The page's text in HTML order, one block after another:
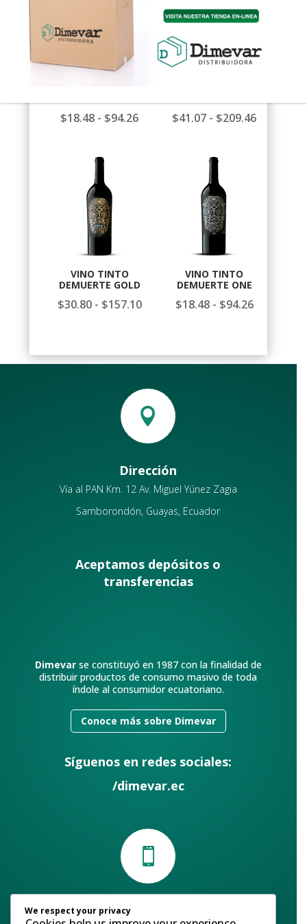
hasta
$675.00
hasta
$94.26
$18.48 - $94.26Rango $41.07 - $209.46Rango
VINO TINTO
DEMUERTE GOLD
$30.80 - $157.10Rango
desde
hasta
$157.10
VINO TINTO
DEMUERTE ONE
$18.48 - $94.26Rango
desde

Dirección
Vía al PAN Km. 12 Av. Miguel Yúnez Zagia
Samborondón, Guayas, Ecuador
Aceptamos depósitos o
transferencias
Dimevarse constituyó en 1987 con la finalidad de
distribuir productos de consumo masivo de toda
índole al consumidor ecuatoriano.
Conoce más sobre Dimevar
Síguenos en redes sociales:
/dimevar.ec

Contáctanos
We respect your privacy